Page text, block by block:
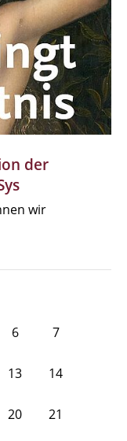
der
wir
6 7
13 14
20 21